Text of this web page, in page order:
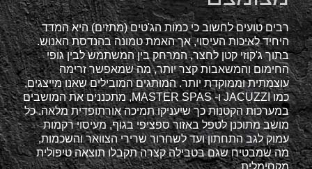
רבים טועים לחשוב כי כמות הג'טים (מתזים) היא המדד
היחיד לאיכות העיסוי, אך האמת טמונה בהנדסת האנוש.
בתוך ג'קוזי קטן לחצר, המרחק בין המשתמש לבין גופי
החימום והמשאבות קצר יותר, מה שמאפשר זרימה
עוצמתית וממוקדת יותר. המותגים המובילים שאנו מייצגים,
כמו JACUZZI ו- MASTER SPAS, מתכננים את המושבים
במערכות הקטנות כך שיעניקו תמיכה אורתופדית מלאה. כל
מושב מתוכנן לטפל באזור ספציפי בגוף, מעיסוי רקמות
עמוק לגב התחתון ועד לשחרור שרירי הצוואר והשכמות,
מה שמבטיח שגם בטבילה קצרה תקבלו תוצאה טיפולית
מקסימלית.